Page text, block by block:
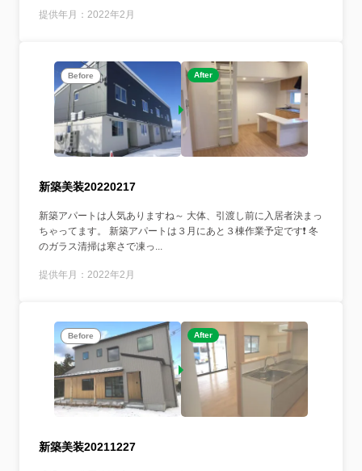
提供年月：2022年2月
Before After
新築美装20220217
新築アパートは人気ありますね～ 大体、引渡し前に入居者決まっ
ちゃってます。 新築アパートは３月にあと３棟作業予定です❗️ 冬
のガラス清掃は寒さで凍っ...
提供年月：2022年2月
Before After
新築美装20211227